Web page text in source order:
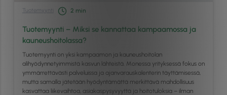
Tuotemyynti 2 min
Tuotemyynti – Miksi se kannattaa kampaamossa ja
kauneushoitolassa?
Tuotemyynti on yksi kampaamon ja kauneushoitolan
alihyödynnetyimmistä kasvun lähteistä. Monessa yrityksessä fokus on
ymmärrettävästi palveluissa ja ajanvarauskalenterin täyttämisessä,
mutta samalla jätetään hyödyntämättä merkittävä mahdollisuus
kasvattaa liikevaihtoa, asiakaspysyvyyttä ja hoitotuloksia – ilman